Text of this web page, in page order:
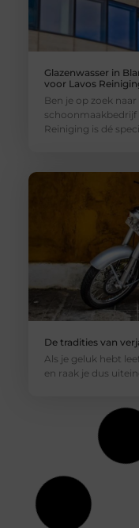
Glazenwasser in
voor Lavos
Ben je op zoek
Reiniging is dé
De tradities van
Als je geluk hebt
en raak je dus